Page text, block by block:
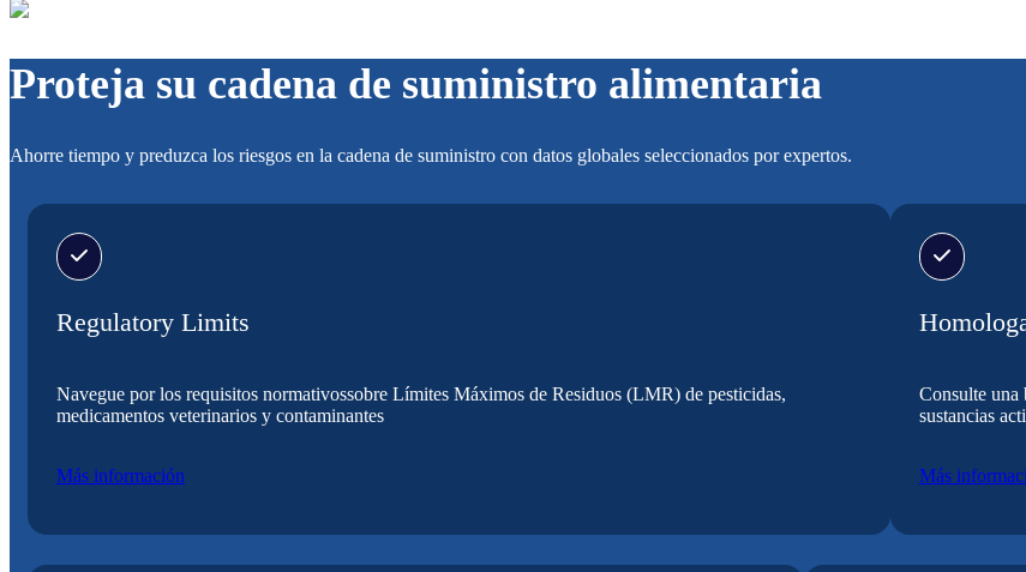
Proteja su cadena de suministro alimentaria
Ahorre tiempo y preduzca los riesgos en la cadena de suministro con datos globales seleccionados por expertos.
Regulatory Limits
Navegue por los requisitos normativossobre Límites Máximos de Residuos (LMR) de pesticidas,
medicamentos veterinarios y contaminantes
Más información
Consulte una
sustancias
Más